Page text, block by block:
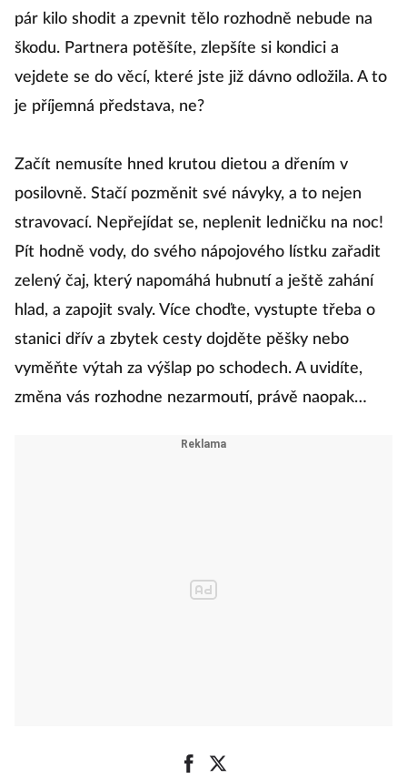
pár kilo shodit a zpevnit tělo rozhodně nebude na
škodu. Partnera potěšíte, zlepšíte si kondici a
vejdete se do věcí, které jste již dávno odložila. A to
je příjemná představa, ne?
Začít nemusíte hned krutou dietou a dřením v
posilovně. Stačí pozměnit své návyky, a to nejen
stravovací. Nepřejídat se, neplenit ledničku na noc!
Pít hodně vody, do svého nápojového lístku zařadit
zelený čaj, který napomáhá hubnutí a ještě zahání
hlad, a zapojit svaly. Více choďte, vystupte třeba o
stanici dřív a zbytek cesty dojděte pěšky nebo
vyměňte výtah za výšlap po schodech. A uvidíte,
změna vás rozhodne nezarmoutí, právě naopak…